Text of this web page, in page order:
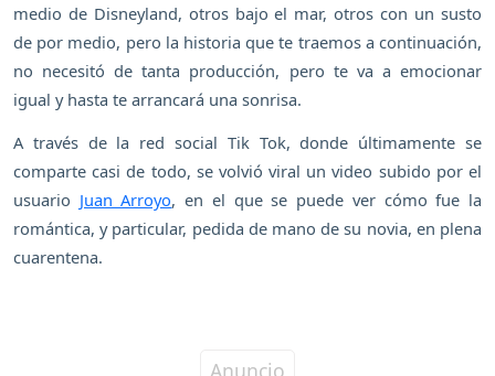
medio de Disneyland, otros bajo el mar, otros con un susto
de por medio, pero la historia que te traemos a continuación,
no necesitó de tanta producción, pero te va a emocionar
igual y hasta te arrancará una sonrisa.
A través de la red social Tik Tok, donde últimamente se
comparte casi de todo, se volvió viral un video subido por el
usuario Juan Arroyo, en el que se puede ver cómo fue la
romántica, y particular, pedida de mano de su novia, en plena
cuarentena.